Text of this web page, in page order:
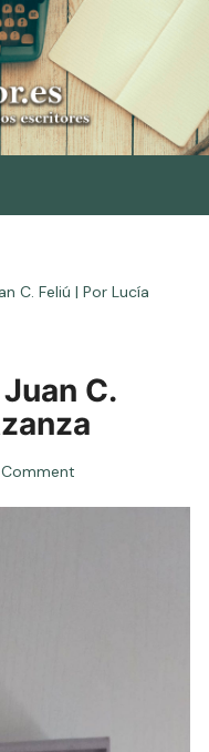
C. Feliú | Por Lucía
C.